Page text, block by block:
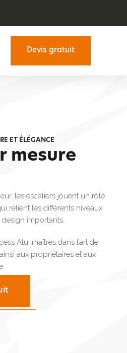
Devis gratuit
ET ÉLÉGANCE
mesure
les escaliers jouent un rôle
relient les différents niveaux
importants.
Alu, maîtres dans l’art de
aux propriétaires et aux